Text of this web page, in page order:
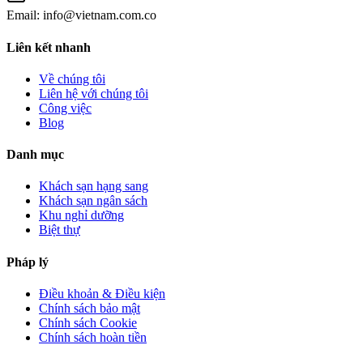
Email: info@vietnam.com.co
Liên kết nhanh
Về chúng tôi
Liên hệ với chúng tôi
Công việc
Blog
Danh mục
Khách sạn hạng sang
Khách sạn ngân sách
Khu nghỉ dưỡng
Biệt thự
Pháp lý
Điều khoản & Điều kiện
Chính sách bảo mật
Chính sách Cookie
Chính sách hoàn tiền